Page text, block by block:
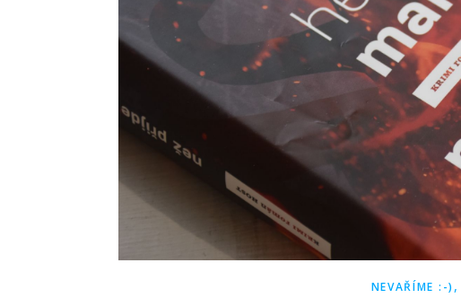
NEVAŘÍME :-),